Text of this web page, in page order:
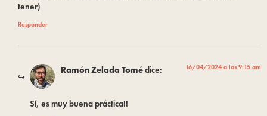
tener)
Responder
Ramón Zelada Tomédice: 16/04/2024 a las 9:15 am
Sí, es muy buena práctica!!